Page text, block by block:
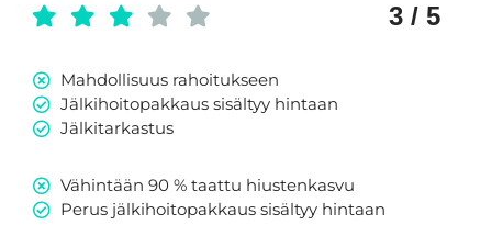
3 / 5
Mahdollisuus rahoitukseen
Jälkihoitopakkaus sisältyy hintaan
Jälkitarkastus
Vähintään 90 % taattu hiustenkasvu
Perus jälkihoitopakkaus sisältyy hintaan